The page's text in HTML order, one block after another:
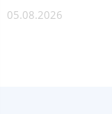
05.08.2026